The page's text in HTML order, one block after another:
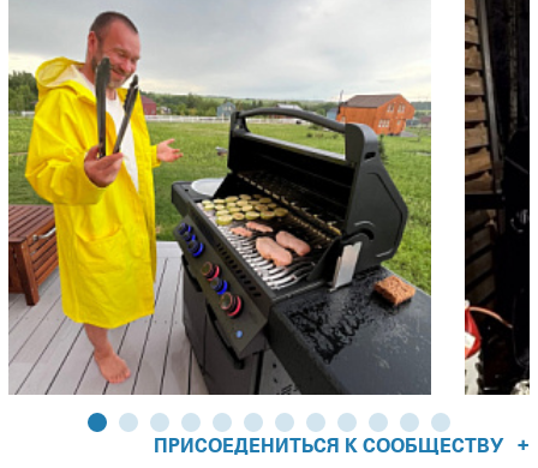
ПРИСОЕДЕНИТЬСЯ К СООБЩЕСТВУ +